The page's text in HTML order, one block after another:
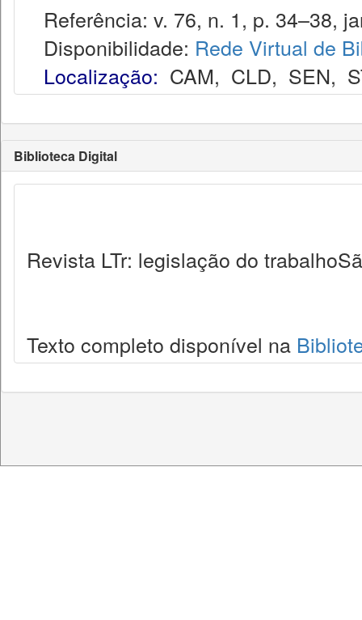
Referência: v. 76, n. 1, p. 34–38,
Disponibilidade: Rede Virtual de
Localização: CAM, CLD, SEN,
Biblioteca Digital
Revista LTr: legislação do
Texto completo disponível na